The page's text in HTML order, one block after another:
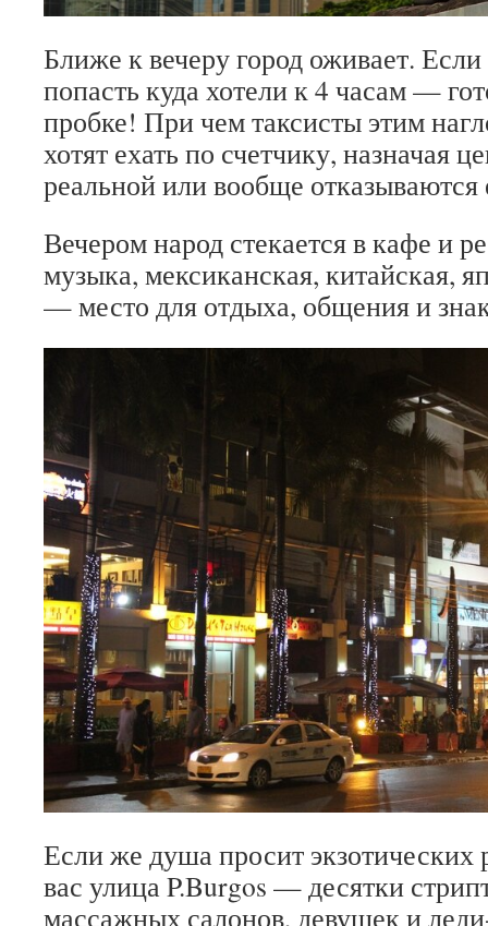
Ближе к вечеру город оживает.
попасть куда хотели к 4 часам —
пробке! При чем таксисты этим
хотят ехать по счетчику, назначая
реальной или вообще отказываются
Вечером народ стекается в кафе и
музыка, мексиканская, китайская,
— место для отдыха, общения и
Если же душа просит
вас улица P.Burgos — десятки
массажных салонов, девушек и